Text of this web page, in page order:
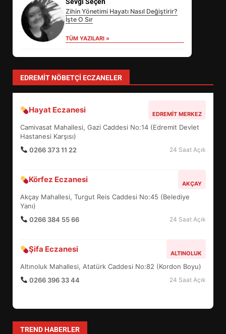
Zihin Yönetimi Hayatı Nasıl Değiştirir?
İşte O Sır
TÜM YAZILARI »
EDREMIT NÖBETÇI ECZANELER
Hayat Eczanesi EDREMIT MERKEZ
Camivasat Mahallesi, Gazi Caddesi No:14 (Edremit Devlet
Hastanesi Karşısı)
0266 373 11 22
24 Saat Açık
Körfez Eczanesi AKÇAY
Akçay Mahallesi, Turgut Reis Caddesi No:45 (Belediye
Yanı)
0266 384 55 66
24 Saat Açık
Şifa Eczanesi ALTINOLUK
Altınoluk Mahallesi, Atatürk Caddesi No:82 (Kordon Boyu)
0266 396 33 44
24 Saat Açık
TREND HABERLER
3
EİB’DE KRİTİK ATAMA:
SÜRDÜRÜLEBİLİRLİKTE NE
4
EDREMİT’İN GURURU TÜRKİYE
FİNALİNDE NE BAŞARDI?
5
BALIKESİR MÜZELERİNDE SÜRE
6
TURNUVASI KAYITLARI NEYİ
DEĞİŞTİRİYOR?
7
YENİ YÖNETİM NASIL